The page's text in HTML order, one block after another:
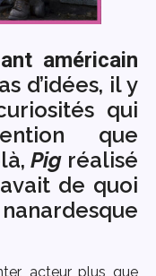
américain
d’idées, il y
qui
que
Pig réalisé
avait de quoi
acteur plus que